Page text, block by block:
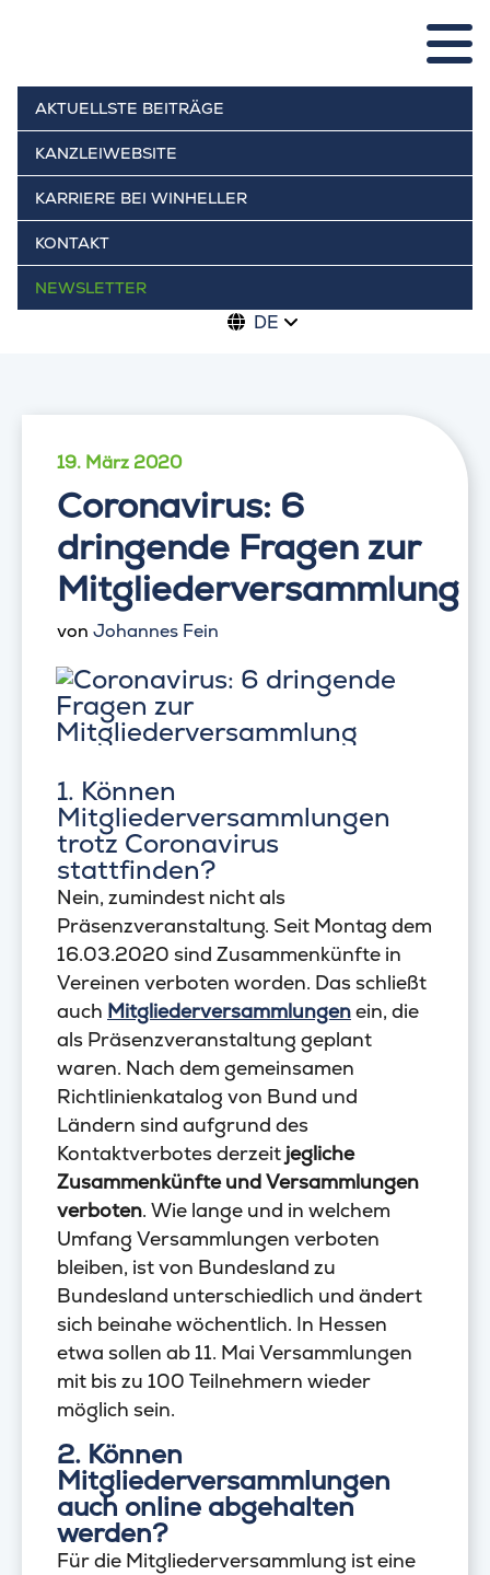
AKTUELLSTE BEITRÄGE
KANZLEIWEBSITE
KARRIERE BEI WINHELLER
KONTAKT
NEWSLETTER
DE
19. März 2020
Coronavirus: 6
dringende Fragen zur
Mitgliederversammlung
von Johannes Fein
1. Können
Mitgliederversammlungen
trotz Coronavirus
stattfinden?
Nein, zumindest nicht als
Präsenzveranstaltung. Seit Montag dem
16.03.2020 sind Zusammenkünfte in
Vereinen verboten worden. Das schließt
auch Mitgliederversammlungenein, die
als Präsenzveranstaltung geplant
waren. Nach dem gemeinsamen
Richtlinienkatalog von Bund und
Ländern sind aufgrund des
Kontaktverbotes derzeit jegliche
Zusammenkünfte und Versammlungen
verboten. Wie lange und in welchem
Umfang Versammlungen verboten
bleiben, ist von Bundesland zu
Bundesland unterschiedlich und ändert
sich beinahe wöchentlich. In Hessen
etwa sollen ab 11. Mai Versammlungen
mit bis zu 100 Teilnehmern wieder
möglich sein.
2. Können
Mitgliederversammlungen
auch online abgehalten
werden?
Für die Mitgliederversammlung ist eine